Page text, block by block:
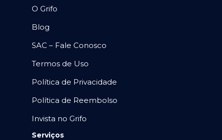
O Grifo
Blog
SAC – Fale Conosco
Termos de Uso
Política de Privacidade
Política de Reembolso
Invista no Grifo
Serviços